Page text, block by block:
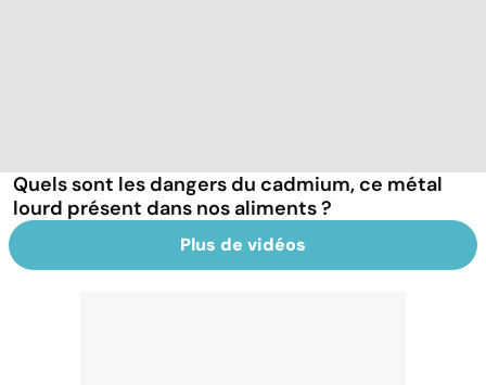
Quels sont les dangers du cadmium, ce métal
lourd présent dans nos aliments ?
Plus de vidéos